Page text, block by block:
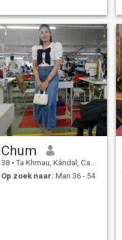
Chum
38 • Ta Khmau, Kândal, Cambodja
Op zoek naar: Man 36 - 54